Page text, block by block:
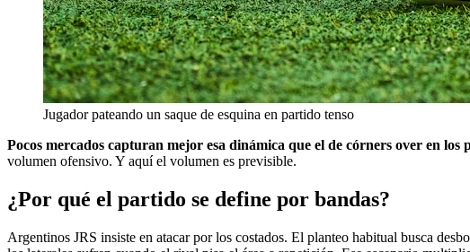
Jugador pateando un saque de esquina en partido tenso
Pocos mercados capturan mejor esa dinámica que el de córners over en los
volumen ofensivo. Y aquí el volumen es previsible.
¿Por qué el partido se define por bandas?
Argentinos JRS insiste en atacar por los costados. El planteo habitual busca